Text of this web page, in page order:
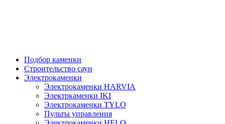
Подбор каменки
Строительство саун
Электрокаменки
Электрокаменки HARVIA
Электркаменки IKI
Электрокаменки TYLO
Пульты управления